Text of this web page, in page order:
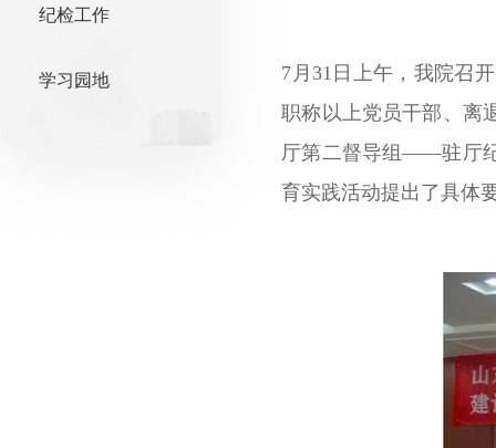
纪检工作
学习园地
7月31日上午，我院召
职称以上党员干部、离
厅第二督导组——驻厅
育实践活动提出了具体